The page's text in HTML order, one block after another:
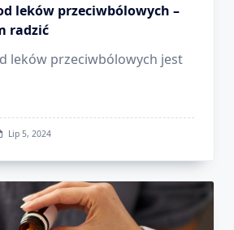
leków przeciwbólowych –
radzić
leków przeciwbólowych jest
Lip 5, 2024